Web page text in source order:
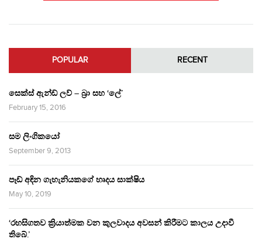
POPULAR RECENT
සෙක්ස් ඇන්ඩ් ලව් – බ්‍රා සහ ‘ලේ’
February 15, 2016
සම ලිංගිකයෝ
September 9, 2013
පෑඩ් අඳින ගැහැනියකගේ හෘදය සාක්ෂිය
May 10, 2019
‘රහසිගතව ක්‍රියාත්මක වන කුලවාදය අවසන් කිරීමට කාලය උදාවී
තිබේ.’